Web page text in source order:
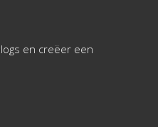
en creëer een